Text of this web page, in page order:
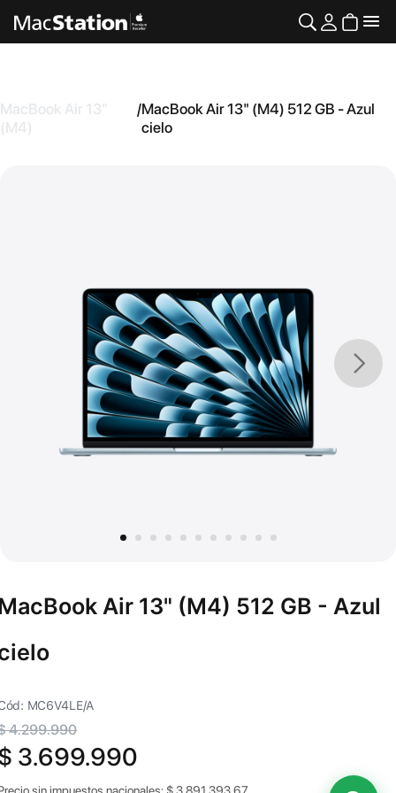
MacBook Air 13"
(M4)
/MacBook Air 13" (M4) 512 GB - Azul
cielo
Air 13" (M4) 512 GB - Azul
MC6V4LE/A
4.299.990
3.699.990